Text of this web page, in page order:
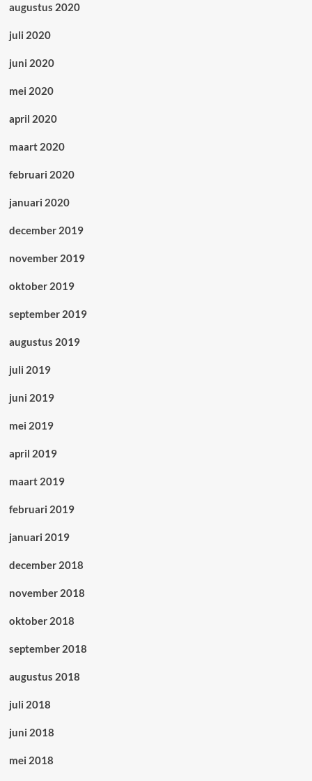
augustus 2020
juli 2020
juni 2020
mei 2020
april 2020
maart 2020
februari 2020
januari 2020
december 2019
november 2019
oktober 2019
september 2019
augustus 2019
juli 2019
juni 2019
mei 2019
april 2019
maart 2019
februari 2019
januari 2019
december 2018
november 2018
oktober 2018
september 2018
augustus 2018
juli 2018
juni 2018
mei 2018